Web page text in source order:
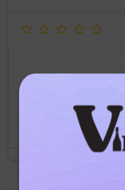
1.995,00 DKK